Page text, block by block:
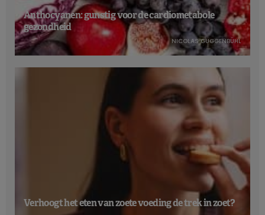
Anthocyanen: gunstig voor de cardiometabole
gezondheid
NICOLAS GUGGENBÜHL
Verhoogt het eten van zoete voeding de trek in zoet?